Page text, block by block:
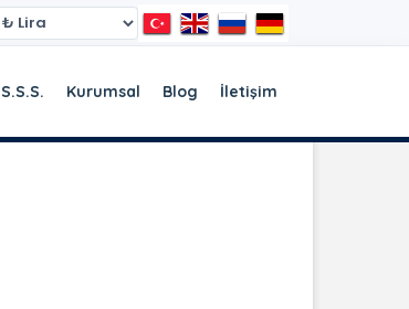
S.S.S. Kurumsal Blog İletişim